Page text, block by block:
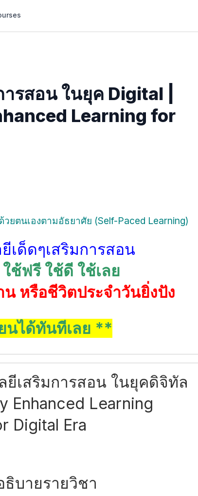
รสอน ในยุค Digital |
Learning for
วยตนเองตามอัธยาศัย (Self-Paced Learning)
เด็ดๆเสริมการสอน
ช้ฟรี ใช้ดี ใช้เลย
น หรือชีวิตประจำวันยิ่งปัง
นได้ทันทีเลย **
ยีเสริมการสอน ในยุคดิจิทัล
Enhanced Learning
Digital Era
ธิบายรายวิชา